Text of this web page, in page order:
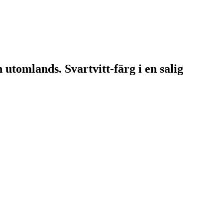
Svartvitt-färg i en salig